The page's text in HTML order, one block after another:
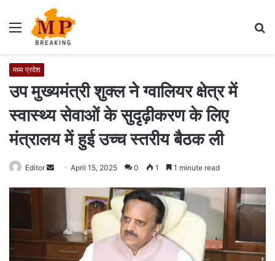
Menu
मध्य प्रदेश
उप मुख्यमंत्री शुक्ल ने ग्वालियर क्षेत्र में
स्वास्थ्य सेवाओं के सुदृढ़ीकरण के लिए
मंत्रालय में हुई उच्च स्तरीय बैठक ली
Editor
n
e
April 15, 2025 0 1 1 minute read